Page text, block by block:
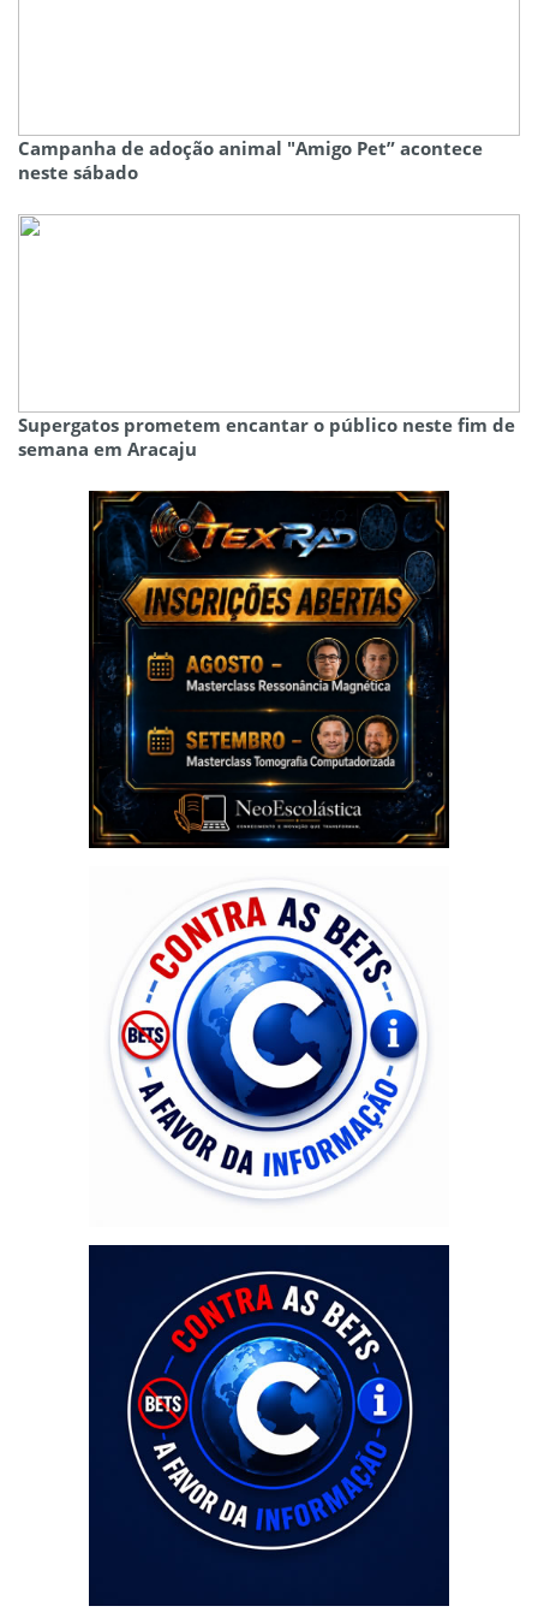
Campanha de adoção animal "Amigo Pet” acontece
neste sábado
Supergatos prometem encantar o público neste fim de
semana em Aracaju